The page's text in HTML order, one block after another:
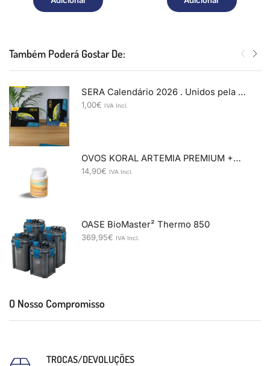
Também Poderá Gostar De:
SERA Calendário 2026 . Unidos pela conservação de espécies
1,00€ IVA Incl.
OVOS KORAL ARTEMIA PREMIUM +95%
14,90€ IVA Incl.
OASE BioMaster² Thermo 850
369,95€ IVA Incl.
O Nosso Compromisso
TROCAS/DEVOLUÇÕES